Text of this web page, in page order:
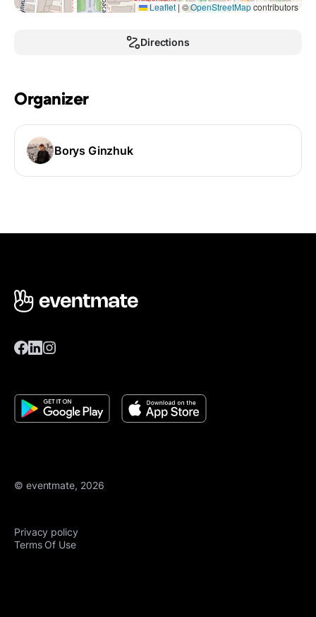
Leaflet | ©OpenStreetMapcontributors
Directions
Organizer
Borys Ginzhuk
© eventmate, 2026
Privacy policy
Terms Of Use